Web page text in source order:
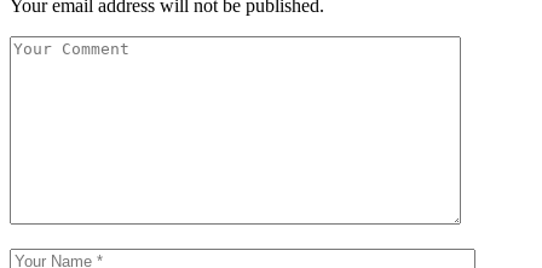
Your email address will not be published.